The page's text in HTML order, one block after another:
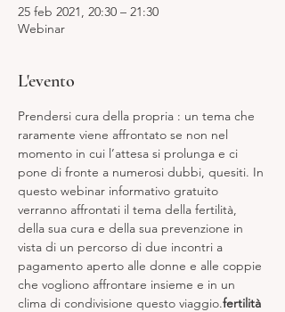
25 feb 2021, 20:30 – 21:30
Webinar
L'evento
Prendersi cura della propria : un tema che
raramente viene affrontato se non nel
momento in cui l’attesa si prolunga e ci
pone di fronte a numerosi dubbi, quesiti. In
questo webinar informativo gratuito
verranno affrontati il tema della fertilità,
della sua cura e della sua prevenzione in
vista di un percorso di due incontri a
pagamento aperto alle donne e alle coppie
che vogliono affrontare insieme e in un
clima di condivisione questo viaggio.fertilità